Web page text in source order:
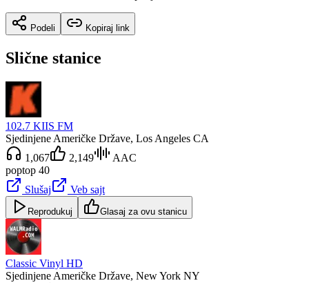
Podeli Kopiraj link
Slične stanice
102.7 KIIS FM
Sjedinjene Američke Države, Los Angeles CA
1,067
2,149
AAC
poptop 40
Slušaj
Veb sajt
Reprodukuj Glasaj za ovu stanicu
Classic Vinyl HD
Sjedinjene Američke Države, New York NY